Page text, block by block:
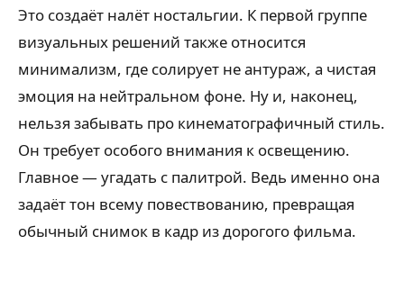
Это создаёт налёт ностальгии. К первой группе
визуальных решений также относится
минимализм, где солирует не антураж, а чистая
эмоция на нейтральном фоне. Ну и, наконец,
нельзя забывать про кинематографичный стиль.
Он требует особого внимания к освещению.
Главное — угадать с палитрой. Ведь именно она
задаёт тон всему повествованию, превращая
обычный снимок в кадр из дорогого фильма.